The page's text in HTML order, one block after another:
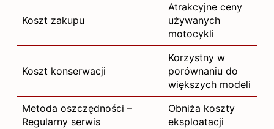
Koszt zakupu
Atrakcyjne ceny
używanych
motocykli
Koszt konserwacji
Korzystny w
porównaniu do
większych modeli
Metoda oszczędności –
Regularny serwis
Obniża koszty
eksploatacji